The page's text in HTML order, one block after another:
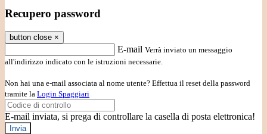
Recupero password
button close ×
E-mail Verrà inviato un messaggio
all'indirizzo indicato con le istruzioni necessarie.
Non hai una e-mail associata al nome utente? Effettua il reset della password
tramite la Login Spaggiari
E-mail inviata, si prega di controllare la casella di posta elettronica!